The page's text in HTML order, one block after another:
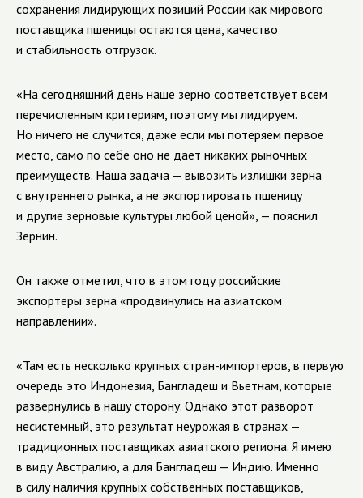
сохранения лидирующих позиций России как мирового
поставщика пшеницы остаются цена, качество
и стабильность отгрузок.
«На сегодняшний день наше зерно соответствует всем
перечисленным критериям, поэтому мы лидируем.
Но ничего не случится, даже если мы потеряем первое
место, само по себе оно не дает никаких рыночных
преимуществ. Наша задача — вывозить излишки зерна
с внутреннего рынка, а не экспортировать пшеницу
и другие зерновые культуры любой ценой», — пояснил
Зернин.
Он также отметил, что в этом году российские
экспортеры зерна «продвинулись на азиатском
направлении».
«Там есть несколько крупных стран-импортеров, в первую
очередь это Индонезия, Бангладеш и Вьетнам, которые
развернулись в нашу сторону. Однако этот разворот
несистемный, это результат неурожая в странах —
традиционных поставщиках азиатского региона. Я имею
в виду Австралию, а для Бангладеш — Индию. Именно
в силу наличия крупных собственных поставщиков,